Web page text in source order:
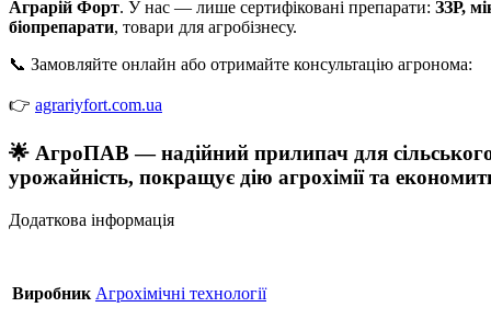
Аграрій Форт. У нас — лише сертифіковані препарати: ЗЗР,
біопрепарати, товари для агробізнесу.
📞 Замовляйте онлайн або отримайте консультацію агронома:
👉 agrariyfort.com.ua
🌟 АгроПАВ— надійний прилипач для
урожайність, покращує дію агрохімії та
Додаткова інформація
Виробник Агрохімічні технології